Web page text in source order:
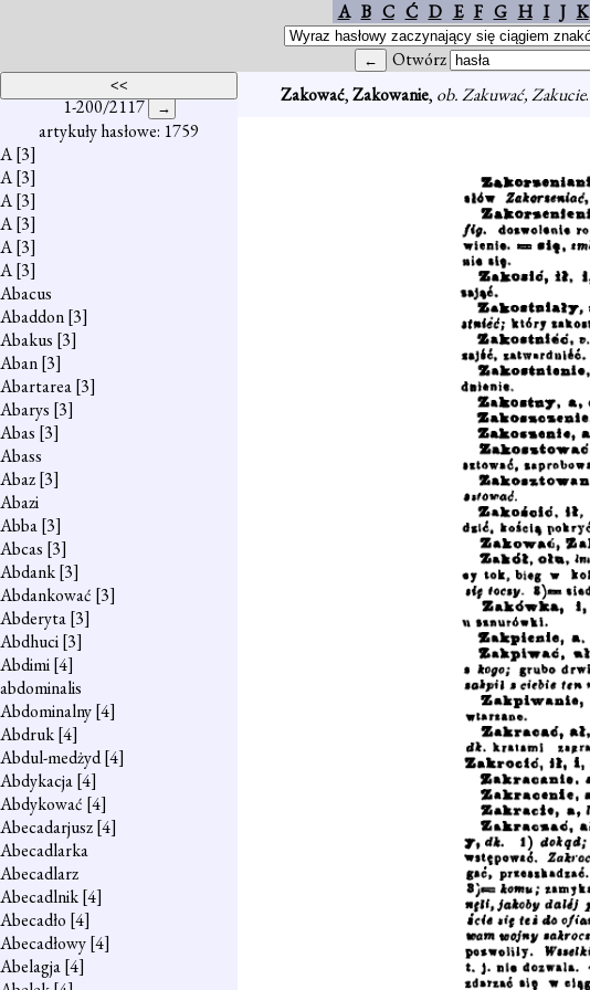
A B C Ć D E F G H I J K
Otwórz
1-200/2117
artykuły hasłowe: 1759
A[3]
A[3]
A[3]
A[3]
A[3]
A[3]
Abacus
Abaddon[3]
Abakus [3]
Aban[3]
Abartarea[3]
Abarys [3]
Abas [3]
Abass
Abaz[3]
Abazi
Abba[3]
Abcas [3]
Abdank[3]
Abdankować [3]
Abderyta[3]
Abdhuci[3]
Abdimi[4]
abdominalis
Abdominalny[4]
Abdruk[4]
Abdul-medżyd[4]
Abdykacja[4]
Abdykować [4]
Abecadarjusz[4]
Abecadlarka
Abecadlarz
Abecadlnik[4]
Abecadło [4]
Abecadłowy[4]
Abelagja[4]
Zakować,Zakowanie, ob. Zakuwać, Zakucie.